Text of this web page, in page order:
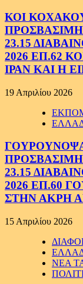
ΚΟΙ
23.15
2026 ΕΠ.62
ΙΡΑΝ ΚΑΙ Η
19 Απριλίου 2026
23.15
2026 ΕΠ.60
ΣΤΗΝ ΑΚΡΗ
15 Απριλίου 2026
ΝΕΑ